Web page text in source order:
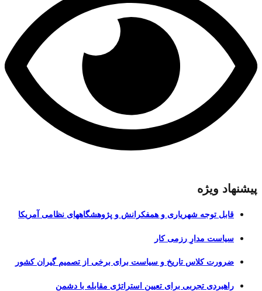
پیشنهاد ویژه
قابل توجه شهریاری و همفکرانش و پژوهشگاههای نظامی آمریکا
سیاست مدارِ رزمی کار
ضرورت کلاس تاریخ و سیاست برای برخی از تصمیم گیران کشور
راهبردی تجربی برای تعیین استراتژی مقابله با دشمن